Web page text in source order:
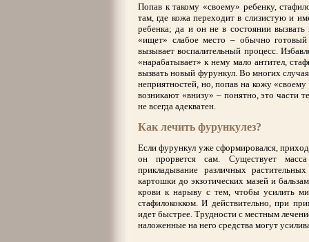
Попав к такому «своему» ребенку,
там, где кожа переходит в слизистую и
ребенка; да и он не в состоянии
«ищет» слабое место – обычно
вызывает воспалительный процесс.
«нарабатывает» к нему мало антител,
вызвать новый фурункул. Во многих
неприятностей, но, попав на кожу
возникают «внизу» – понятно, это части
не всегда адекватен.
Как лечить фурункулез?
Если фурункул уже сформировался,
он прорвется сам. Существует
прикладывание различных
картошки до экзотических мазей и
крови к нарыву с тем, чтобы усилить
стафилококком. И действительно, при
идет быстрее. Трудности с местным
наложенные на него средства могут